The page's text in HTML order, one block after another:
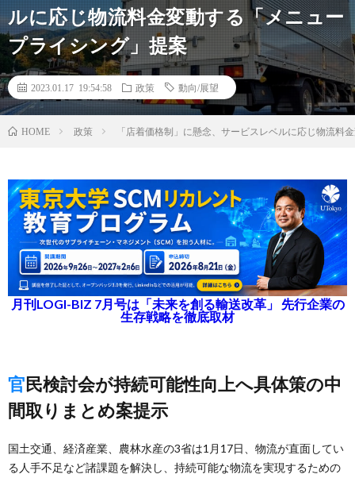
ルに応じ物流料金変動する「メニュー
プライシング」提案
2023.01.17 19:54:58 政策 動向/展望
HOME 政策 「店着価格制」に懸念、サービスレベルに応じ物流料
月刊LOGI-BIZ 7月号は「未来を創る輸送改革」 先行企業の
生存戦略を徹底取材
官民検討会が持続可能性向上へ具体策の中
間取りまとめ案提示
国土交通、経済産業、農林水産の3省は1月17日、物流が直面してい
る人手不足など諸課題を解決し、持続可能な物流を実現するための